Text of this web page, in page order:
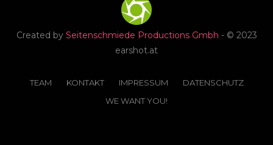
Created by Seitenschmiede Productions Gmbh - © 2023
earshot.at
TEAM KONTAKT IMPRESSUM
DATENSCHUTZ
WE WANT YOU!